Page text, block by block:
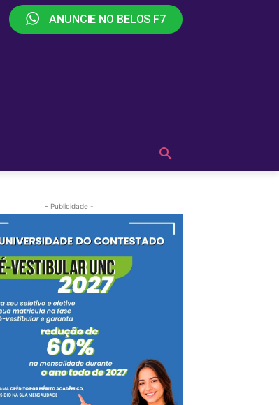
ANUNCIE NO BELOS F7
- Publicidade -